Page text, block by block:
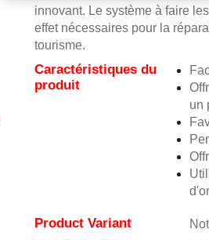
innovant. Le système à faire
effet nécessaires pour la
tourisme.
Caractéristiques du
produit
un
Product Variant